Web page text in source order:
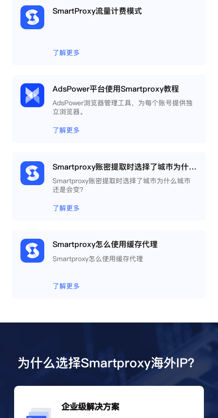
SmartProxy流量计费模式
了解更多
AdsPower平台使用Smartproxy教程
AdsPower浏览器管理工具，为每个账号提供独
立浏览器。
了解更多
Smartproxy账密提取时选择了城市为什么城市还是会变？
Smartproxy账密提取时选择了城市为什么城市
还是会变？
了解更多
Smartproxy怎么使用缓存代理
Smartproxy怎么使用缓存代理
了解更多
为什么选择Smartproxy海外IP？
企业级解决方案